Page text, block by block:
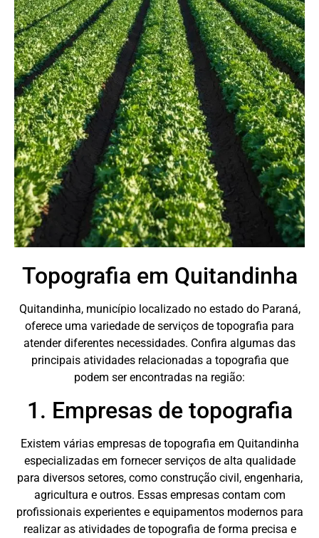
Topografia em Quitandinha
Quitandinha, município localizado no estado do Paraná,
oferece uma variedade de serviços de topografia para
atender diferentes necessidades. Confira algumas das
principais atividades relacionadas a topografia que
podem ser encontradas na região:
1. Empresas de topografia
Existem várias empresas de topografia em Quitandinha
especializadas em fornecer serviços de alta qualidade
para diversos setores, como construção civil, engenharia,
agricultura e outros. Essas empresas contam com
profissionais experientes e equipamentos modernos para
realizar as atividades de topografia de forma precisa e